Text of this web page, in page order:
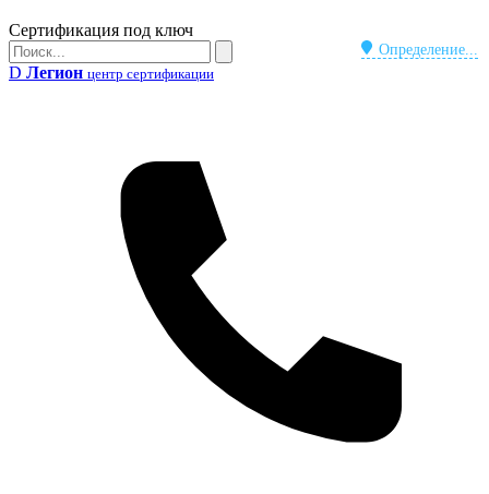
Бейдж
Сертификация под ключ
Определение...
Поиск
Поиск
D Легион центр сертификации